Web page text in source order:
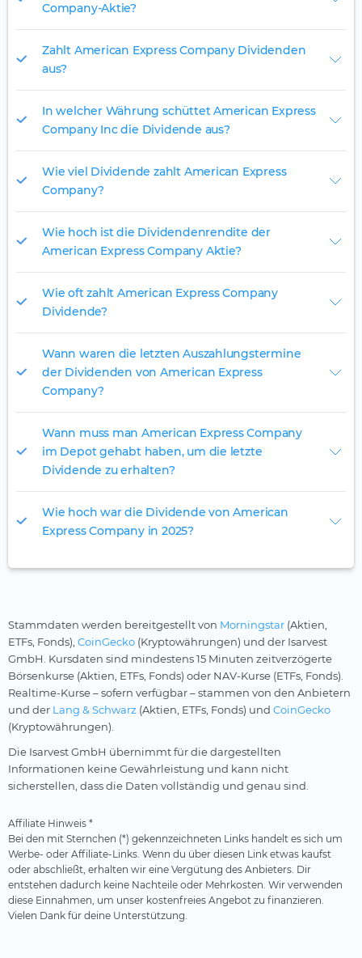
Company-Aktie?
Zahlt American Express Company Dividenden
aus?
In welcher Währung schüttet American Express
Company Inc die Dividende aus?
Wie viel Dividende zahlt American Express
Company?
Wie hoch ist die Dividendenrendite der
American Express Company Aktie?
Wie oft zahlt American Express Company
Dividende?
Wann waren die letzten Auszahlungstermine
der Dividenden von American Express
Company?
Wann muss man American Express Company
im Depot gehabt haben, um die letzte
Dividende zu erhalten?
Wie hoch war die Dividende von American
Express Company in 2025?
Stammdaten werden bereitgestellt von Morningstar (Aktien,
ETFs, Fonds), CoinGecko (Kryptowährungen) und der Isarvest
GmbH. Kursdaten sind mindestens 15 Minuten zeitverzögerte
Börsenkurse (Aktien, ETFs, Fonds) oder NAV-Kurse (ETFs, Fonds).
Realtime-Kurse – sofern verfügbar – stammen von den Anbietern
und der Lang & Schwarz (Aktien, ETFs, Fonds) und CoinGecko
(Kryptowährungen).
Die Isarvest GmbH übernimmt für die dargestellten
Informationen keine Gewährleistung und kann nicht
sicherstellen, dass die Daten vollständig und genau sind.
Affiliate Hinweis *
Bei den mit Sternchen (*) gekennzeichneten Links handelt es sich um
Werbe- oder Affiliate-Links. Wenn du über diesen Link etwas kaufst
oder abschließt, erhalten wir eine Vergütung des Anbieters. Dir
entstehen dadurch keine Nachteile oder Mehrkosten. Wir verwenden
diese Einnahmen, um unser kostenfreies Angebot zu finanzieren.
Vielen Dank für deine Unterstützung.